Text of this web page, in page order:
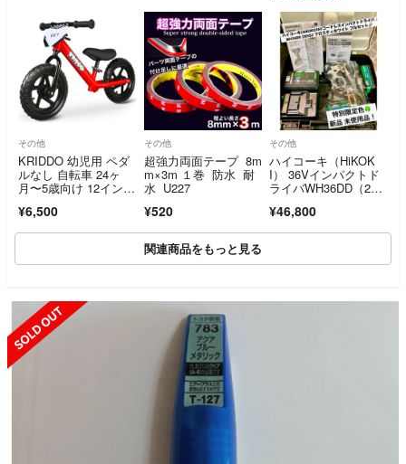
その他
KRIDDO 幼児用 ペダ
ルなし 自転車 24ヶ
月〜5歳向け 12イン
ンス高い安定性 カス
タマイズプレート付き
¥6,500
その他
超強力両面テープ 8m
m×3m １巻 防水 耐
水 U227
¥520
その他
ハイコーキ（HiKOK
I） 36Vインパクトド
ライバWH36DD（2XH
ワイト フルセット
【新品 未開封品】
¥46,800
関連商品をもっと見る